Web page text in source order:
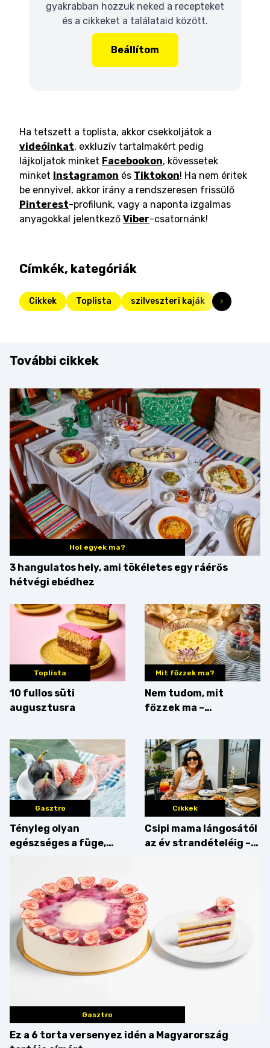
gyakrabban hozzuk neked a recepteket
és a cikkeket a találataid között.
Beállítom
Ha tetszett a toplista, akkor csekkoljátok a
videóinkat, exkluzív tartalmakért pedig
lájkoljatok minket Facebookon, kövessetek
minket Instagramon és Tiktokon! Ha nem éritek
be ennyivel, akkor irány a rendszeresen frissülő
Pinterest-profilunk, vagy a naponta izgalmas
anyagokkal jelentkező Viber-csatornánk!
Címkék, kategóriák
Cikkek Toplista szilveszteri kaják
További cikkek
Hol egyek ma?
3 hangulatos hely, ami tökéletes egy ráérős
hétvégi ebédhez
Toplista
10 fullos süti
augusztusra
Mit főzzek ma?
Nem tudom, mit
főzzek ma –
Gasztro
Tényleg olyan
egészséges a füge,
Cikkek
Csipi mama lángosától
az év strandételéig –
Gasztro
Ez a 6 torta versenyez idén a Magyarország